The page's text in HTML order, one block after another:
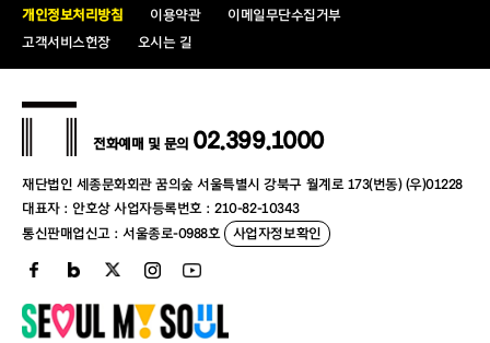
개인정보처리방침 이용약관
이메일무단수집거부
고객서비스헌장
오시는 길
재단법인 세종문화회관 꿈의숲 서울특별시 강북구 월계로 173(번동) (우)01228
대표자 : 안호상 사업자등록번호 : 210-82-10343
통신판매업신고 : 서울종로-0988호
사업자정보확인
전화예매 및 문의 02.399.1000